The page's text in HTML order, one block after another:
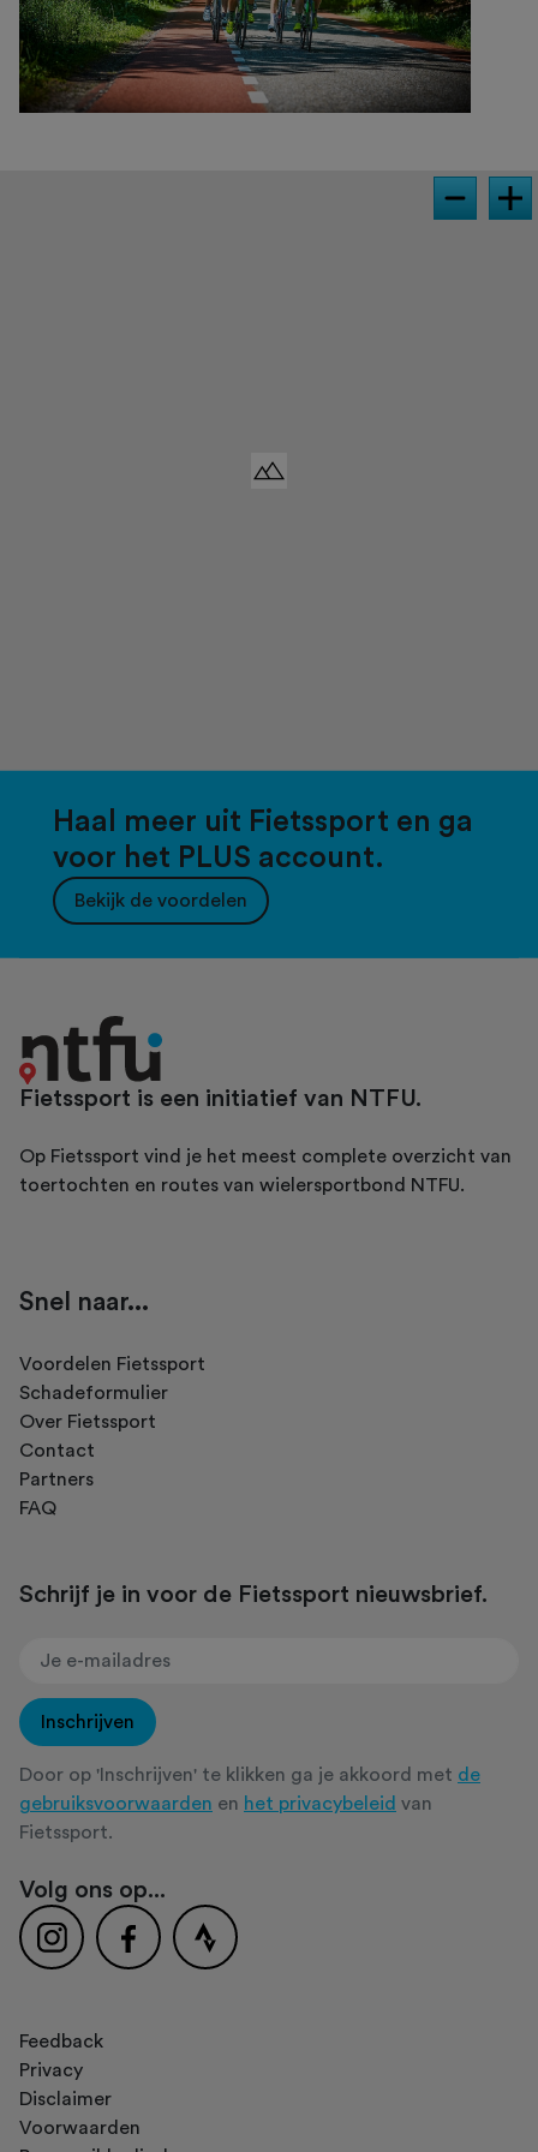
Haal meer uit Fietssport en ga
voor het PLUS account.
Bekijk de voordelen
Fietssport is een initiatief van NTFU.
Op Fietssport vind je het meest complete overzicht van
toertochten en routes van wielersportbond NTFU.
Snel naar...
Voordelen Fietssport
Schadeformulier
Over Fietssport
Contact
Partners
FAQ
Schrijf je in voor de Fietssport nieuwsbrief.
Inschrijven
Door op 'Inschrijven' te klikken ga je akkoord met de
gebruiksvoorwaarden en het privacybeleid van
Fietssport.
Volg ons op...
Feedback
Privacy
Disclaimer
Voorwaarden